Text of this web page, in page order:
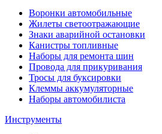
Воронки автомобильные
Жилеты светоотражающие
Знаки аварийной остановки
Канистры топливные
Наборы для ремонта шин
Провода для прикуривания
Тросы для буксировки
Клеммы аккумуляторные
Наборы автомобилиста
Инструменты